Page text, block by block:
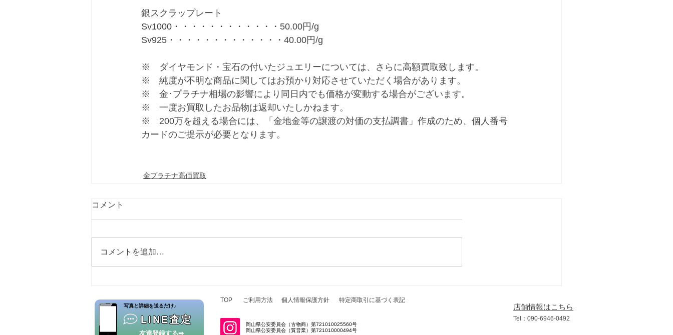
銀スクラップレート
Sv1000・・・・・・・・・・・・50.00円/g
Sv925・・・・・・・・・・・・・40.00円/g
※　ダイヤモンド・宝石の付いたジュエリーについては、さらに高額買取致します。
※　純度が不明な商品に関してはお預かり対応させていただく場合があります。
※　金･プラチナ相場の影響により同日内でも価格が変動する場合がございます。
※　一度お買取したお品物は返却いたしかねます。
※　200万を超える場合には、「金地金等の譲渡の対価の支払調書」作成のため、個人番号
カードのご提示が必要となります。
金プラチナ高価買取
コメント
コメントを追加…
LINE査定
​写真と詳細を送るだけ♪
友達登録する➡
TOP ご利用方法 個人情報保護方針 特定商取引に基づく表記
岡山県公安委員会（古物商）第721010025560号
岡山県公安委員会（質営業）第721010000494号
店舗情報はこちら
​Tel：090-6946-0492